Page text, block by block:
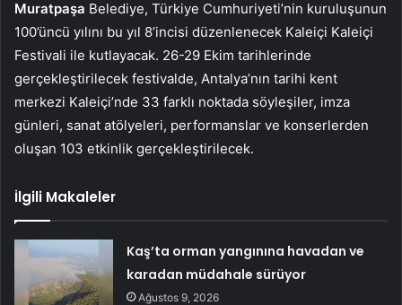
Muratpaşa Belediye, Türkiye Cumhuriyeti’nin kuruluşunun
100’üncü yılını bu yıl 8’incisi düzenlenecek Kaleiçi Kaleiçi
Festivali ile kutlayacak. 26-29 Ekim tarihlerinde
gerçekleştirilecek festivalde, Antalya’nın tarihi kent
merkezi Kaleiçi’nde 33 farklı noktada söyleşiler, imza
günleri, sanat atölyeleri, performanslar ve konserlerden
oluşan 103 etkinlik gerçekleştirilecek.
İlgili Makaleler
Kaş’ta orman yangınına havadan ve
karadan müdahale sürüyor
Ağustos 9, 2026